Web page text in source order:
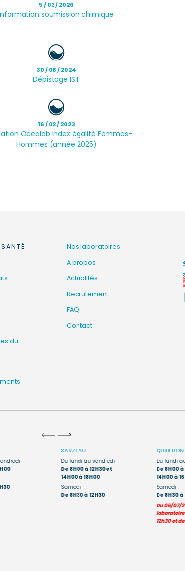
5 / 02 / 2026
soumission chimique
30 / 08 / 2024
Dépistage IST
16 / 02 / 2023
Ocealab Index égalité Femmes-
Hommes (année 2025)
du
Nos laboratoires
A propos
Actualités
Recrutement
FAQ
Contact
SARZEAU
Du lundi au vendredi
De 8H00 à 12H30 et
14H00 à 18H00
Samedi
De 8H30 à 12H30
QUIBERON
Du lundi
De 8H00 à
14H00 à
Samedi
De 8H30 à
Du 06/07/
laboratoire
12h30 et